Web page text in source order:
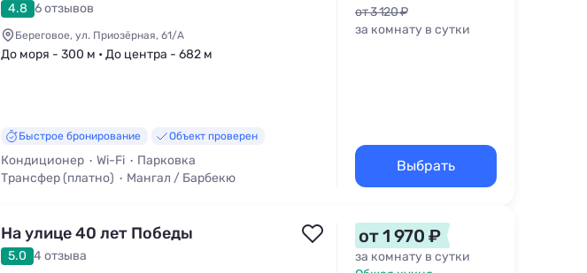
4.8 6 отзывов
Береговое, ул. Приозёрная, 61/А
До моря - 300 м • До центра - 682 м
Быстрое бронирование Объект проверен
Кондиционер Wi-Fi
Парковка
Трансфер (платно)
Мангал / Барбекю
от 3 120 ₽
за комнату в сутки
Выбрать
На улице 40 лет Победы
5.0 4 отзыва
от 1 970 ₽
за комнату в сутки